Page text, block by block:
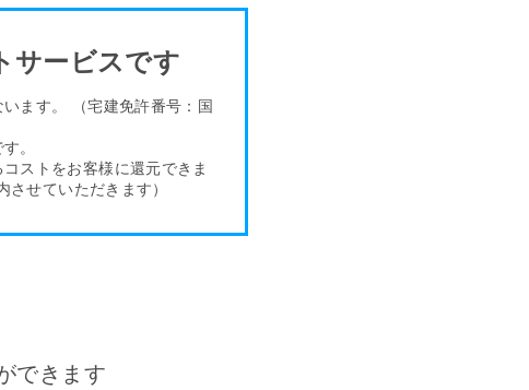
サービスです
ます。
（宅建免許番号：国
。
コストをお客様に還元できま
させていただきます）
できます